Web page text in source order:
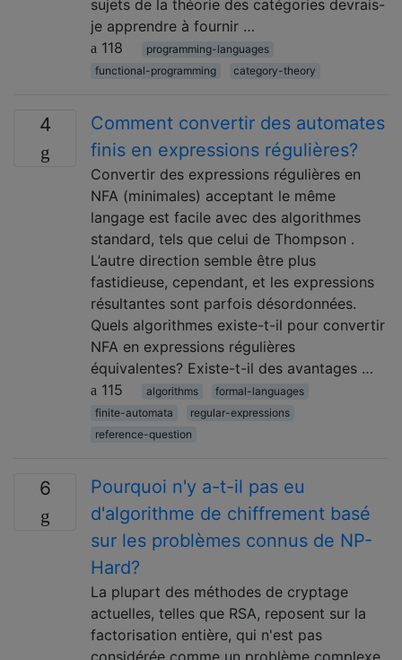
sujets de la théorie des catégories devrais-
je apprendre à fournir …
118
programming-languages
functional-programming
category-theory
4
Comment convertir des automates
finis en expressions régulières?
Convertir des expressions régulières en
NFA (minimales) acceptant le même
langage est facile avec des algorithmes
standard, tels que celui de Thompson .
L’autre direction semble être plus
fastidieuse, cependant, et les expressions
résultantes sont parfois désordonnées.
Quels algorithmes existe-t-il pour convertir
NFA en expressions régulières
équivalentes? Existe-t-il des avantages …
115
algorithms
formal-languages
finite-automata
regular-expressions
reference-question
6
Pourquoi n'y a-t-il pas eu
d'algorithme de chiffrement basé
sur les problèmes connus de NP-
Hard?
La plupart des méthodes de cryptage
actuelles, telles que RSA, reposent sur la
factorisation entière, qui n'est pas
considérée comme un problème complexe,